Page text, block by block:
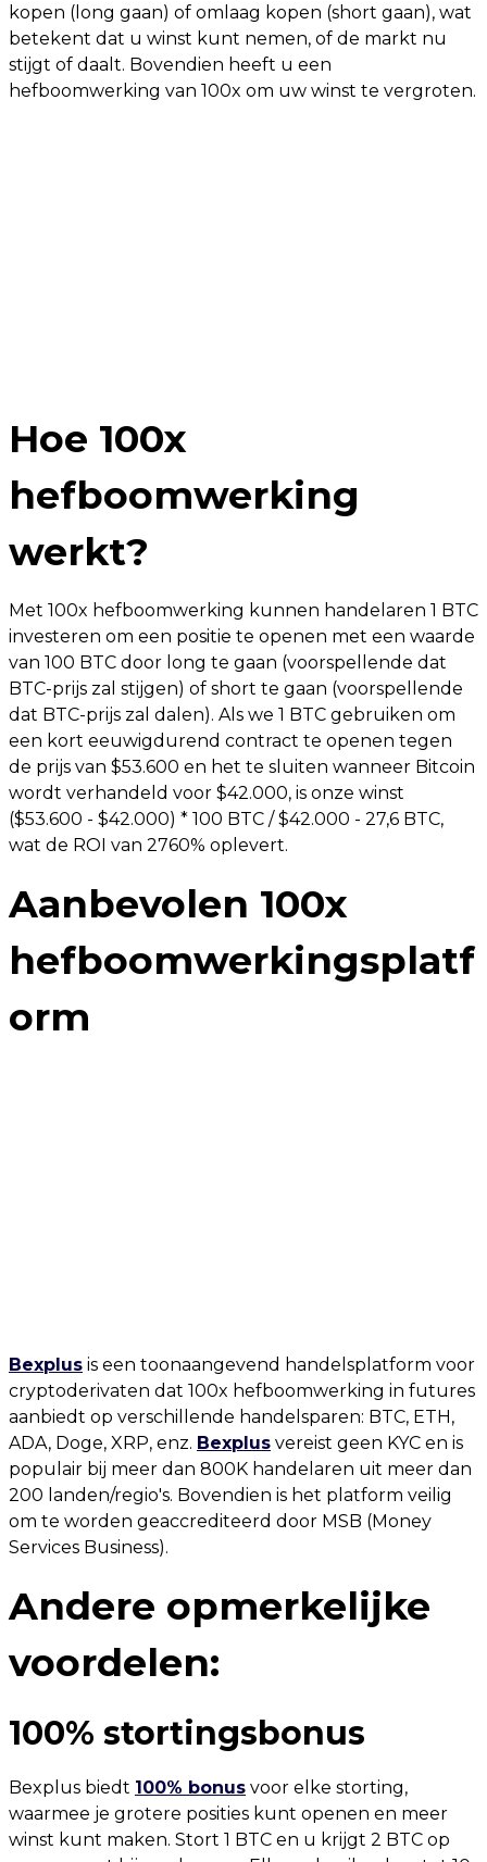
kopen (long gaan) of omlaag kopen (short gaan), wat
betekent dat u winst kunt nemen, of de markt nu
stijgt of daalt. Bovendien heeft u een
hefboomwerking van 100x om uw winst te vergroten.
Hoe 100x
hefboomwerking
werkt?
Met 100x hefboomwerking kunnen handelaren 1 BTC
investeren om een ​​positie te openen met een waarde
van 100 BTC door long te gaan (voorspellende dat
BTC-prijs zal stijgen) of short te gaan (voorspellende
dat BTC-prijs zal dalen). Als we 1 BTC gebruiken om
een ​​kort eeuwigdurend contract te openen tegen
de prijs van $53.600 en het te sluiten wanneer Bitcoin
wordt verhandeld voor $42.000, is onze winst
($53.600 - $42.000) * 100 BTC / $42.000 - 27,6 BTC,
wat de ROI van 2760% oplevert.
Aanbevolen 100x
hefboomwerkingsplatf
orm
Bexplus is een toonaangevend handelsplatform voor
cryptoderivaten dat 100x hefboomwerking in futures
aanbiedt op verschillende handelsparen: BTC, ETH,
ADA, Doge, XRP, enz. Bexplus vereist geen KYC en is
populair bij meer dan 800K handelaren uit meer dan
200 landen/regio's. Bovendien is het platform veilig
om te worden geaccrediteerd door MSB (Money
Services Business).
Andere opmerkelijke
voordelen:
100% stortingsbonus
Bexplus biedt 100% bonus voor elke storting,
waarmee je grotere posities kunt openen en meer
winst kunt maken. Stort 1 BTC en u krijgt 2 BTC op